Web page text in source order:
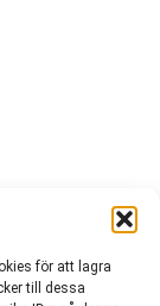
för att lagra
till dessa